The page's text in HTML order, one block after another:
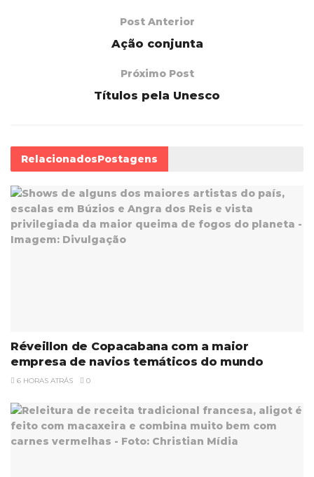
Post Anterior
Ação conjunta
Próximo Post
Títulos pela Unesco
RelacionadosPostagens
Réveillon de Copacabana com a maior
empresa de navios temáticos do mundo
6 HORAS ATRÁS 0